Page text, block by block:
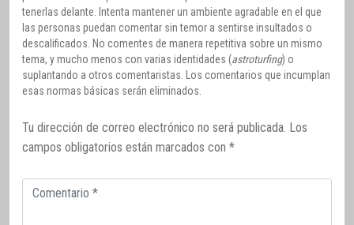
tenerlas delante. Intenta mantener un ambiente agradable en el que
las personas puedan comentar sin temor a sentirse insultados o
descalificados. No comentes de manera repetitiva sobre un mismo
tema, y mucho menos con varias identidades (astroturfing) o
suplantando a otros comentaristas. Los comentarios que incumplan
esas normas básicas serán eliminados.
Tu dirección de correo electrónico no será publicada. Los
campos obligatorios están marcados con *
Comentario